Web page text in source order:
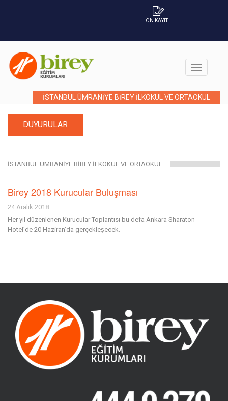
ÖN KAYIT
İSTANBUL ÜMRANİYE BİREY İLKOKUL VE ORTAOKUL
DUYURULAR
İSTANBUL ÜMRANİYE BİREY İLKOKUL VE ORTAOKUL
Birey 2018 Kurucular Buluşması
24 Aralık 2018
Her yıl düzenlenen Kurucular Toplantısı bu defa Ankara Sharaton
Hotel’de 20 Haziran’da gerçekleşecek.